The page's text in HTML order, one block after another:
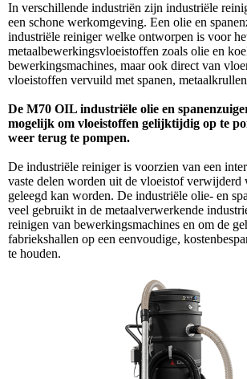
In verschillende industriën zijn industriële
een schone werkomgeving. Een olie en
industriële reiniger welke ontworpen is voor
metaalbewerkingsvloeistoffen zoals olie en
bewerkingsmachines, maar ook direct van
vloeistoffen vervuild met spanen,
De M70 OIL industriële olie en
mogelijk om vloeistoffen gelijktijdig op te
weer terug te pompen.
De industriële reiniger is voorzien van een
vaste delen worden uit de vloeistof verwijderd
geleegd kan worden. De industriële olie- en
veel gebruikt in de metaalverwerkende
reinigen van bewerkingsmachines en om de
fabriekshallen op een eenvoudige,
te houden.